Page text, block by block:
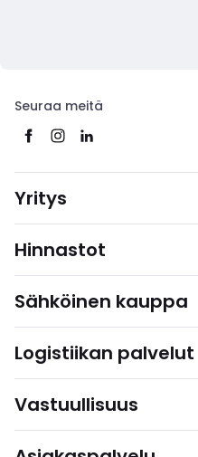
Seuraa meitä
Yritys
Hinnastot
Sähköinen kauppa
Logistiikan palvelut
Vastuullisuus